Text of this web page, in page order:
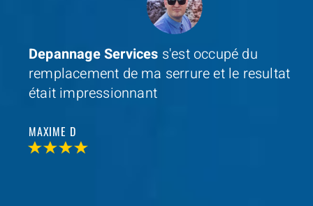
Depannage Servicess'est occupé du
remplacement de ma serrure et le resultat
était impressionnant
MAXIME D